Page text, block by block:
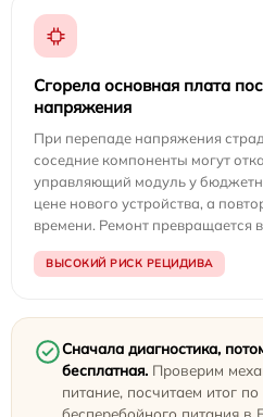
Сгорела основная плата
напряжения
При перепаде напряжения
соседние компоненты могут
управляющий модуль у
цене нового устройства, а
времени. Ремонт превращается
ВЫСОКИЙ РИСК РЕЦИДИВА
Сначала диагностика,
бесплатная. Проверим
питание, посчитаем итог